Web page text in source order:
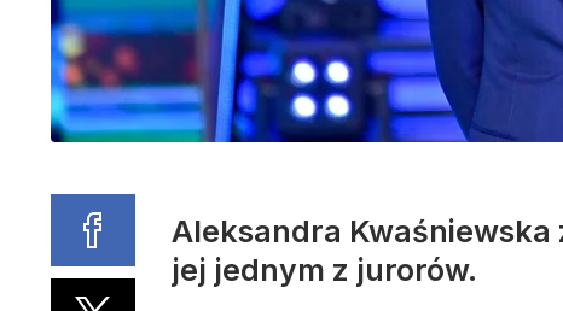
Aleksandra Kwaśniewska
jej jednym z jurorów.